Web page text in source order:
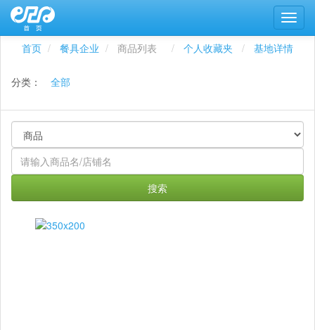
首页 餐具企业 商品列表 基地详情
个人收藏夹
分类： 全部
搜索